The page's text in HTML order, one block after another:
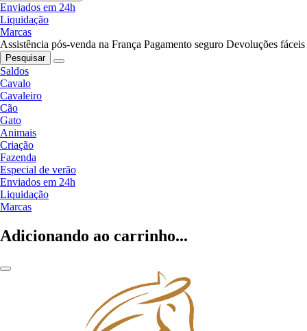
Enviados em 24h
Liquidação
Marcas
Assistência pós-venda na França Pagamento seguro Devoluções fáceis
Pesquisar
Saldos
Cavalo
Cavaleiro
Cão
Gato
Animais
Criação
Fazenda
Especial de verão
Enviados em 24h
Liquidação
Marcas
Adicionando ao carrinho...